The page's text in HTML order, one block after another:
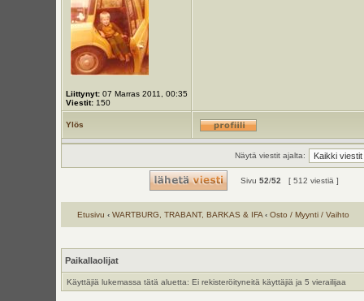
Liittynyt:07 Marras 2011, 00:35
Viestit:150
Ylös
Näytä viestit ajalta:
Sivu 52/52 [ 512 viestiä ]
Etusivu ‹ WARTBURG, TRABANT, BARKAS & IFA ‹ Osto / Myynti / Vaihto
Paikallaolijat
Käyttäjiä lukemassa tätä aluetta: Ei rekisteröityneitä käyttäjiä ja 5 vierailijaa